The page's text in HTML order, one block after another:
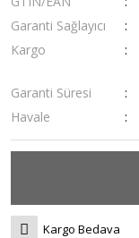
Garanti Sağlayıcı
Kargo
Garanti Süresi
Havale
Kargo Bedava